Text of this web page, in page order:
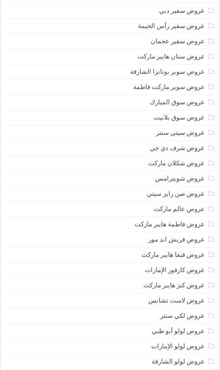
عروض سفير دبي
عروض سفير رأس الخيمة
عروض سفير عجمان
عروض سنان هايبر ماركت
عروض سوبر بونانزا الشارقة
عروض سوبر ماركت فاطمة
عروض سوق المبارك
عروض سوق بلانيت
عروض سيتي سنتر
عروض شرف دي جي
عروض شكلان ماركت
عروض شويترامس
عروض صن رايز سيتي
عروض عالم ماركت
عروض فاطمة هايبر ماركت
عروض فريش اند مور
عروض فيفا هايبر ماركت
عروض كارفور الإمارات
عروض كنز هايبر ماركت
عروض لاست تشانس
عروض لكي سنتر
عروض لولو أبو ظبي
عروض لولو الإمارات
عروض لولو الشارقة